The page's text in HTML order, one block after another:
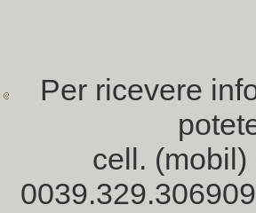
Per ricevere
cell.